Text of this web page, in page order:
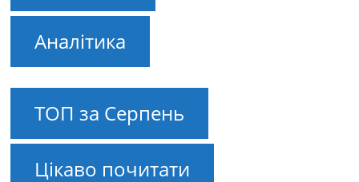
Аналітика
ТОП за Серпень
Цікаво почитати